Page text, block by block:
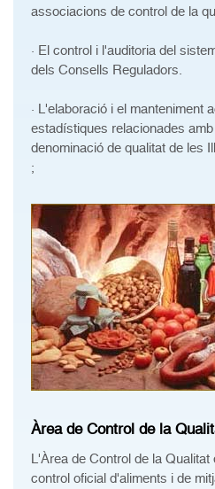
associacions de control de la
· El control i l'auditoria del
dels Consells Reguladors.
· L'elaboració i el manteniment
estadístiques relacionades
denominació de qualitat de les
;
Àrea de Control de la
L'Àrea de Control de la
control oficial d'aliments i de